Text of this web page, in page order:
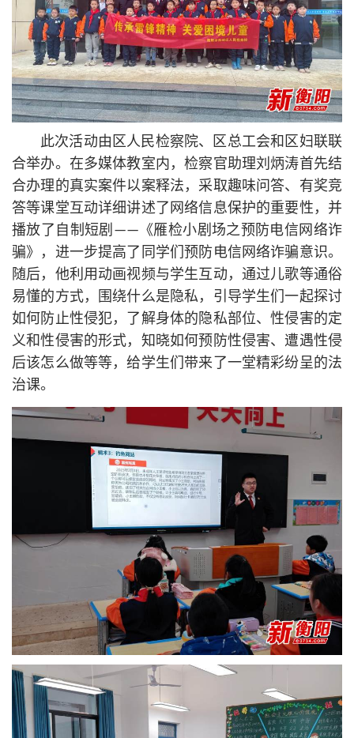
此次活动由区人民检察院、区总工会和区妇联联
合举办。在多媒体教室内，检察官助理刘炳涛首先结
合办理的真实案件以案释法，采取趣味问答、有奖竞
答等课堂互动详细讲述了网络信息保护的重要性，并
播放了自制短剧——《雁检小剧场之预防电信网络诈
骗》，进一步提高了同学们预防电信网络诈骗意识。
随后，他利用动画视频与学生互动，通过儿歌等通俗
易懂的方式，围绕什么是隐私，引导学生们一起探讨
如何防止性侵犯，了解身体的隐私部位、性侵害的定
义和性侵害的形式，知晓如何预防性侵害、遭遇性侵
后该怎么做等等，给学生们带来了一堂精彩纷呈的法
治课。